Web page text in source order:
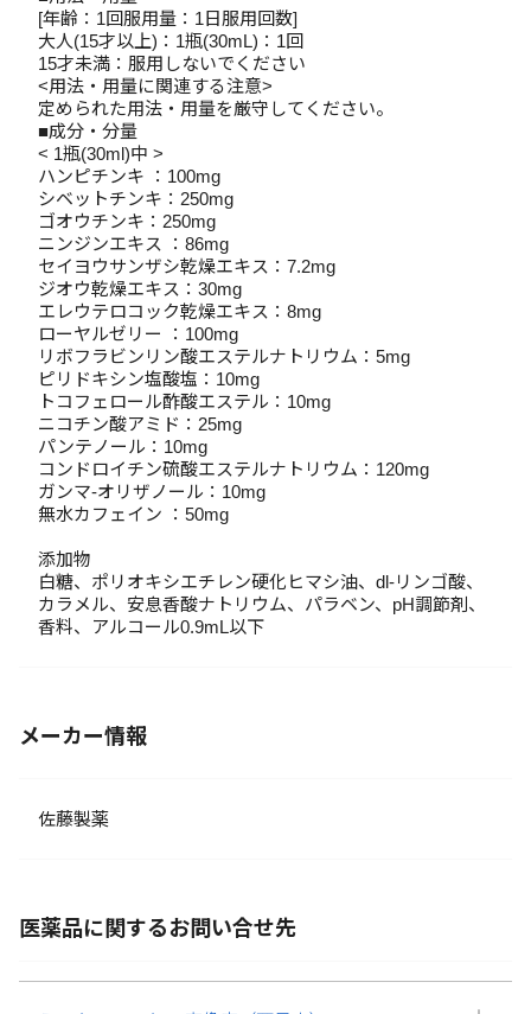
[年齢：1回服用量：1日服用回数]
大人(15才以上)：1瓶(30mL)：1回
15才未満：服用しないでください
<用法・用量に関連する注意>
定められた用法・用量を厳守してください。
■成分・分量
< 1瓶(30ml)中 >
ハンピチンキ ：100mg
シベットチンキ：250mg
ゴオウチンキ：250mg
ニンジンエキス ：86mg
セイヨウサンザシ乾燥エキス：7.2mg
ジオウ乾燥エキス：30mg
エレウテロコック乾燥エキス：8mg
ローヤルゼリー ：100mg
リボフラビンリン酸エステルナトリウム：5mg
ピリドキシン塩酸塩：10mg
トコフェロール酢酸エステル：10mg
ニコチン酸アミド：25mg
パンテノール：10mg
コンドロイチン硫酸エステルナトリウム：120mg
ガンマ-オリザノール：10mg
無水カフェイン ：50mg
添加物
白糖、ポリオキシエチレン硬化ヒマシ油、dl-リンゴ酸、
カラメル、安息香酸ナトリウム、パラベン、pH調節剤、
香料、アルコール0.9mL以下
メーカー情報
佐藤製薬
医薬品に関するお問い合せ先